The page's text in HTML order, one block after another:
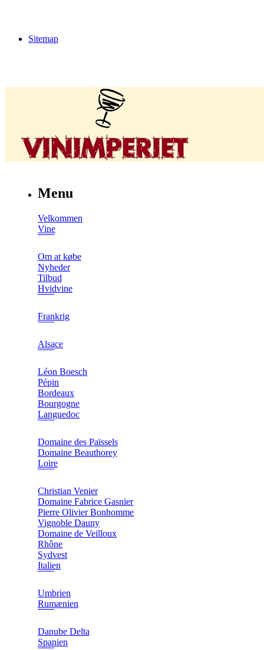
Sitemap
Menu
Velkommen
Vine
Om at købe
Nyheder
Tilbud
Hvidvine
Frankrig
Alsace
Léon Boesch
Pépin
Bordeaux
Bourgogne
Languedoc
Domaine des Païssels
Domaine Beauthorey
Loire
Christian Venier
Domaine Fabrice Gasnier
Pierre Olivier Bonhomme
Vignoble Dauny
Domaine de Veilloux
Rhône
Sydvest
Italien
Umbrien
Rumænien
Danube Delta
Spanien